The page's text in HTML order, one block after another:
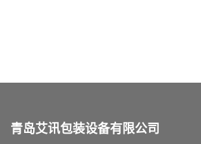
青岛艾讯包装设备有限公司
托盘缠绕机使用前的注意事项